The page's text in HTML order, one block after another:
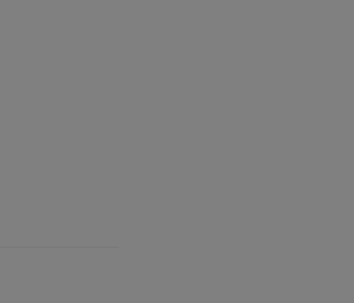
松可不是雕上的，而是天然形成的图
字，字写好了就要拿给太后过目，太
后患无穷！